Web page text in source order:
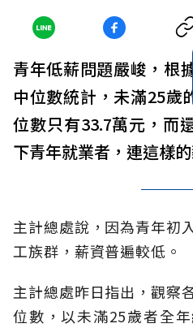
青年低薪問題嚴峻，根
中位數統計，未滿25歲
位數只有33.7萬元，而
下青年就業者，連這樣
主計總處說，因為青年初
工族群，薪資普遍較低。
主計總處昨日指出，觀察
位數，以未滿25歲者全